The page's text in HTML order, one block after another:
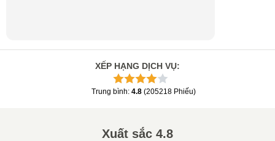
XẾP HẠNG DỊCH VỤ:
Trung bình: 4.8 (205218 Phiếu)
Xuất sắc 4.8